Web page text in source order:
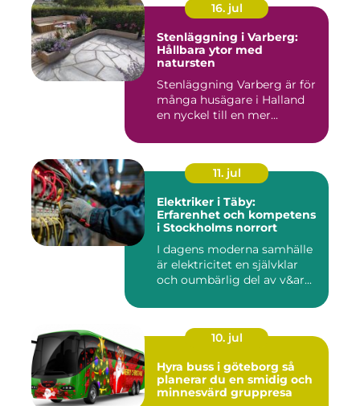
16. jul
Stenläggning i Varberg:
Hållbara ytor med
natursten
Stenläggning Varberg är för
många husägare i Halland
en nyckel till en mer...
11. jul
Elektriker i Täby:
Erfarenhet och kompetens
i Stockholms norrort
I dagens moderna samhälle
är elektricitet en självklar
och oumbärlig del av v&ar...
10. jul
Hyra buss i göteborg så
planerar du en smidig och
minnesvärd gruppresa